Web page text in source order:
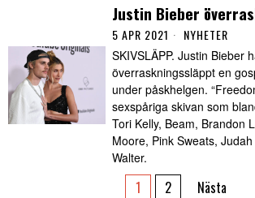
Justin Bieber
5 APR 2021 NYHETER
SKIVSLÄPP. Justin Bieber
överraskningssläppt en
under påskhelgen.
sexspåriga skivan som
Tori Kelly, Beam, Brandon
Moore, Pink Sweats,
Walter.
1 2 Nästa